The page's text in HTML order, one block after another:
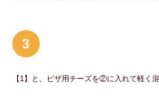
3
【1】と、ピザ用チーズを②に入れて軽く混